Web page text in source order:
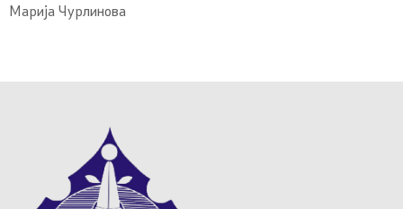
Марија Чурлинова